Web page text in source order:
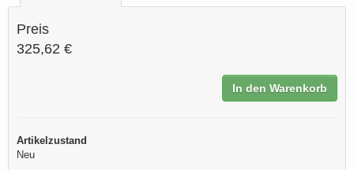
Preis
325,62 €
In den Warenkorb
Artikelzustand
Neu